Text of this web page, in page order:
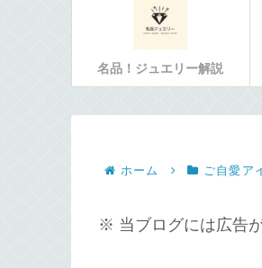
名品！ジュエリー解説
ホーム ご自愛ア
※ 当ブログには広告